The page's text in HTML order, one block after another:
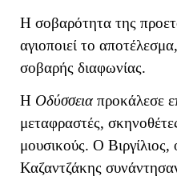
Η σοβαρότητα της
αγιοποιεί το
σοβαρής διαφωνίας.
Η Οδύσσειαπροκάλεσε
μεταφραστές,
μουσικούς. Ο
Καζαντζάκης